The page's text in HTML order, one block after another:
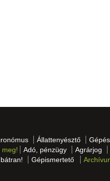
Állattenyésztő
meg! Adó, pénzügy
Agrárjog
Gépismertető